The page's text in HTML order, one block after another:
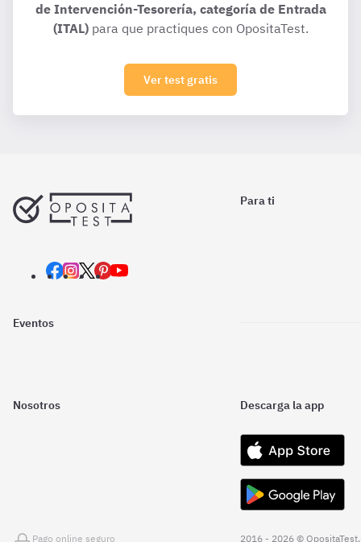
de Intervención-Tesorería, categoría de Entrada
(ITAL)para que practiques con OpositaTest.
Ver test gratis
Para ti
Eventos
Nosotros Descarga la app
Pago online seguro 2016 - 2026 © OpositaTest.